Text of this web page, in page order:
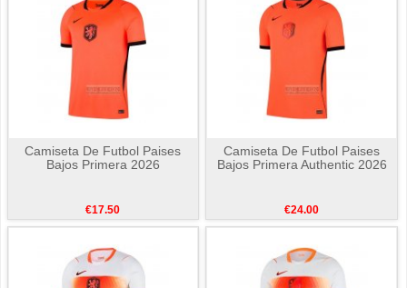
Camiseta De Futbol Paises
Bajos Primera 2026
€17.50
Camiseta De Futbol Paises
Bajos Primera Authentic 2026
€24.00